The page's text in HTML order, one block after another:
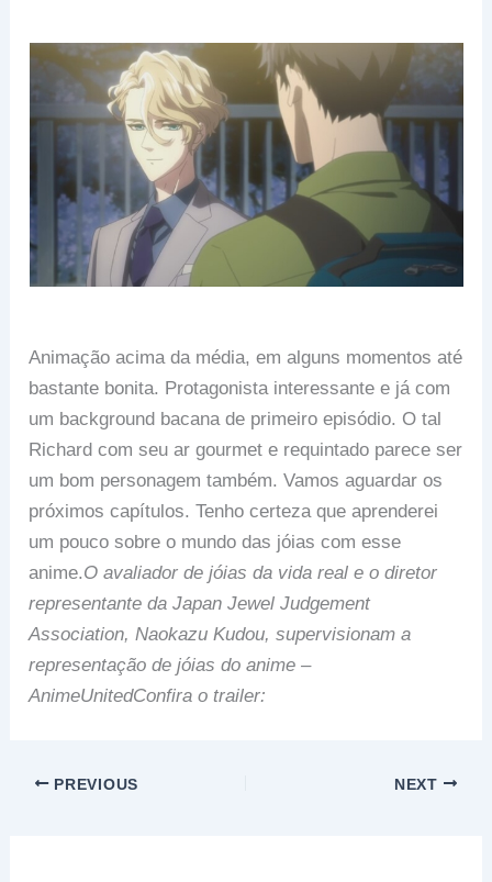
Animação acima da média, em alguns momentos até
bastante bonita. Protagonista interessante e já com
um background bacana de primeiro episódio. O tal
Richard com seu ar gourmet e requintado parece ser
um bom personagem também. Vamos aguardar os
próximos capítulos. Tenho certeza que aprenderei
um pouco sobre o mundo das jóias com esse
anime.O avaliador de jóias da vida real e o diretor
representante da Japan Jewel Judgement
Association, Naokazu Kudou, supervisionam a
representação de jóias do anime –
AnimeUnitedConfira o trailer:
PREVIOUS NEXT